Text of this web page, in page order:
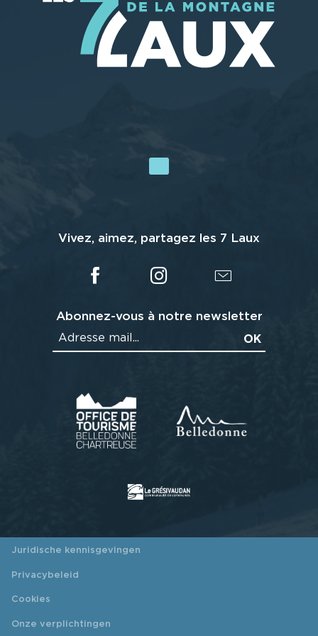
Vivez, aimez, partagez les 7 Laux
Abonnez-vous à notre newsletter
Juridische kennisgevingen
Privacybeleid
Cookies
Onze verplichtingen